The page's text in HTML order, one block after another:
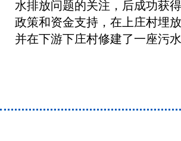
水排放问题的关注，后成功获
政策和资金支持，在上庄村埋
并在下游下庄村修建了一座污水